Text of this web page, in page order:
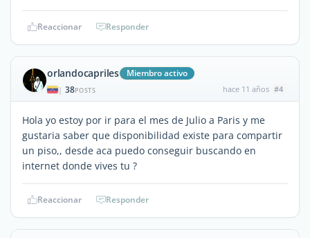
Reaccionar Responder
orlandocapriles Miembro activo
| 38POSTS hace 11 años #4
Hola yo estoy por ir para el mes de Julio a Paris y me
gustaria saber que disponibilidad existe para compartir
un piso,, desde aca puedo conseguir buscando en
internet donde vives tu ?
Reaccionar Responder